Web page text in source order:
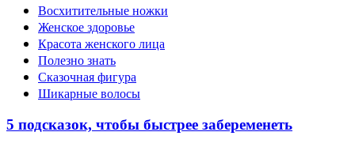
Восхитительные ножки
Женское здоровье
Красота женского лица
Полезно знать
Сказочная фигура
Шикарные волосы
5 подсказок, чтобы быстрее забеременеть